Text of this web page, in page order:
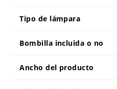
Tipo de lámpara
Bombilla incluida o no
Ancho del producto